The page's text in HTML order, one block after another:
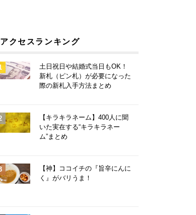
アクセスランキング
土日祝日や結婚式当日もOK！
新札（ピン札）が必要になった
際の新札入手方法まとめ
【キラキラネーム】400人に聞
いた実在する“キラキラネー
ム”まとめ
【神】ココイチの『旨辛にんに
く』がバリうま！